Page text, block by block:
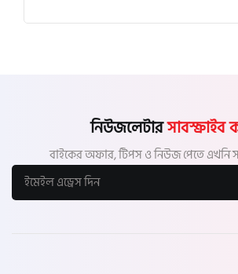
নিউজলেটার
বাইকের অফার, টিপস ও নিউজ পেতে এখনি